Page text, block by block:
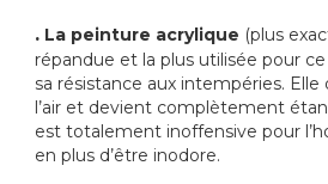
. La peinture acrylique (plus
répandue et la plus utilisée pour
sa résistance aux intempéries.
l’air et devient complètement
est totalement inoffensive pour
en plus d’être inodore.